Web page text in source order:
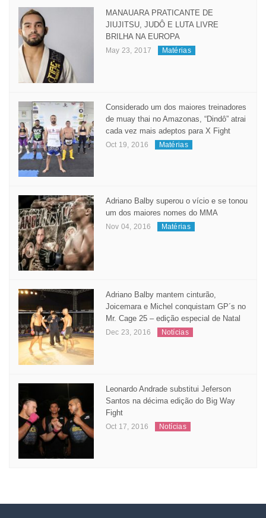
MANAUARA PRATICANTE DE
JIUJITSU, JUDÔ E LUTA LIVRE
BRILHA NA EUROPA
May 23, 2017 Matérias
Considerado um dos maiores treinadores
de muay thai no Amazonas, “Dindô” atrai
cada vez mais adeptos para X Fight
Oct 19, 2016 Matérias
Adriano Balby superou o vício e se tonou
um dos maiores nomes do MMA
Nov 04, 2016 Matérias
Adriano Balby mantem cinturão,
Joicemara e Michel conquistam GP´s no
Mr. Cage 25 – edição especial de Natal
Dec 23, 2016 Notícias
Leonardo Andrade substitui Jeferson
Santos na décima edição do Big Way
Fight
Oct 17, 2016 Notícias